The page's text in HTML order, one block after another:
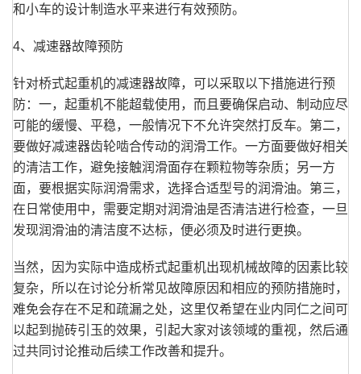
和小车的设计制造水平来进行有效预防。
4、减速器故障预防
针对桥式起重机的减速器故障，可以采取以下措施进行预
防：一，起重机不能超载使用，而且要确保启动、制动应尽
可能的缓慢、平稳，一般情况下不允许突然打反车。第二，
要做好减速器齿轮啮合传动的润滑工作。一方面要做好相关
的清洁工作，避免接触润滑面存在颗粒物等杂质；另一方
面，要根据实际润滑需求，选择合适型号的润滑油。第三，
在日常使用中，需要定期对润滑油是否清洁进行检查，一旦
发现润滑油的清洁度不达标，便必须及时进行更换。
当然，因为实际中造成桥式起重机出现机械故障的因素比较
复杂，所以在讨论分析常见故障原因和相应的预防措施时，
难免会存在不足和疏漏之处，这里仅希望在业内同仁之间可
以起到抛砖引玉的效果，引起大家对该领域的重视，然后通
过共同讨论推动后续工作改善和提升。